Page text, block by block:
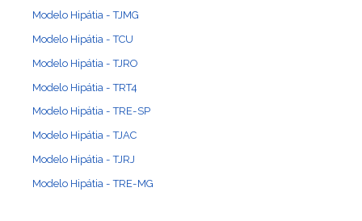
Modelo Hipátia - TJMG
Modelo Hipátia - TCU
Modelo Hipátia - TJRO
Modelo Hipátia - TRT4
Modelo Hipátia - TRE-SP
Modelo Hipátia - TJAC
Modelo Hipátia - TJRJ
Modelo Hipátia - TRE-MG